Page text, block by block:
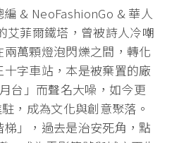
編 & NeoFashionGo & 華人
艾菲爾鐵塔，曾被詩人冷嘲
萬顆燈泡閃爍之間，轉化
字車站，本是被棄置的廠
台」而聲名大噪，如今更
，成為文化與創意聚落。
」，過去是治安死角，點